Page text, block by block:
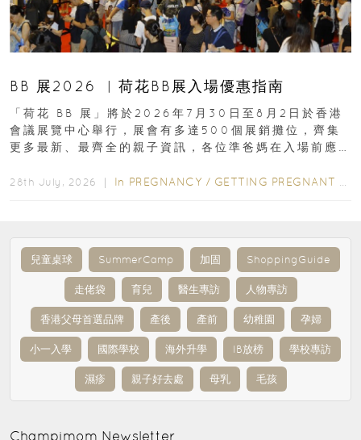
BB 展2026 ︳荷花BB展入場優惠指南
「荷花 BB 展」將於2026年7月30日至8月2日於香港
會議展覽中心舉行，展會有多達500個展銷攤位，齊集
更多最新、最齊全的親子資訊，各位準爸媽在入場前應
28th July, 2026 ｜ In PREGNANCY / GETTING PREGNANT
兒童桌球 SummerCamp 加固 ShoppingGuide
走佬袋 育兒 醫生專訪 人物專訪
香港父母首選品牌 產後 產前 幼稚園 孕婦
小一入學 國際學校 海外升學 IB放榜 學校專訪
濕疹 親子好去處 母乳 毛孩
Champimom Newsletter